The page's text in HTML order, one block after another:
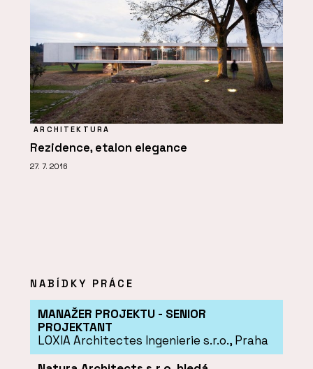
ARCHITEKTURA
Rezidence, etalon elegance
27. 7. 2016
NABÍDKY PRÁCE
MANAŽER PROJEKTU - SENIOR
PROJEKTANT
LOXIA Architectes Ingenierie s.r.o., Praha